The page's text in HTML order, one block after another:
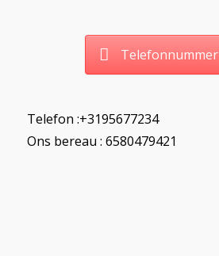
Telefonnummer
Telefon :+3195677234
Ons bereau : 6580479421